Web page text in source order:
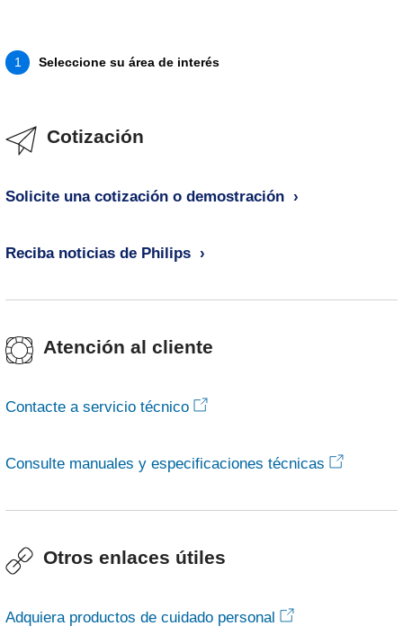
1 Seleccione su área de interés
Cotización
Solicite una cotización o demostración
Reciba noticias de Philips
Atención al cliente
Contacte a servicio técnico
Consulte manuales y especificaciones técnicas
Otros enlaces útiles
Adquiera productos de cuidado personal